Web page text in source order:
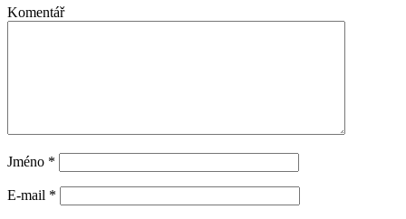
Komentář
Jméno *
E-mail *